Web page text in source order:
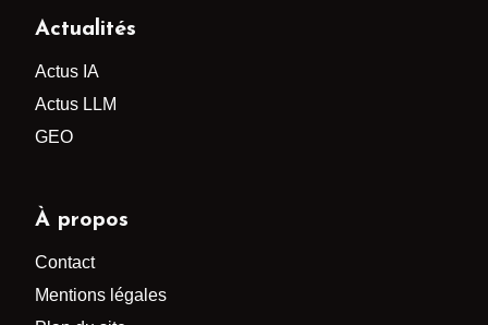
Actualités
Actus IA
Actus LLM
GEO
À propos
Contact
Mentions légales